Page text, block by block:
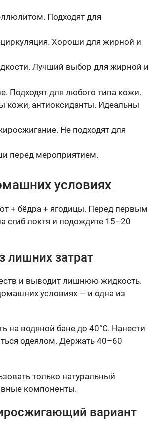
Подходят для
Хороши для жирной и
Лучший выбор для жирной и
Подходят для любого типа кожи.
кожи, антиоксиданты. Идеальны
Не подходят для
перед мероприятием.
условиях
+ бёдра + ягодицы. Перед первым
сгиб локтя и подождите 15–20
лишних затрат
и выводит лишнюю жидкость.
условиях — и одна из
на водяной бане до 40°C. Нанести
одеялом. Держать 40–60
только натуральный
компоненты.
вариант